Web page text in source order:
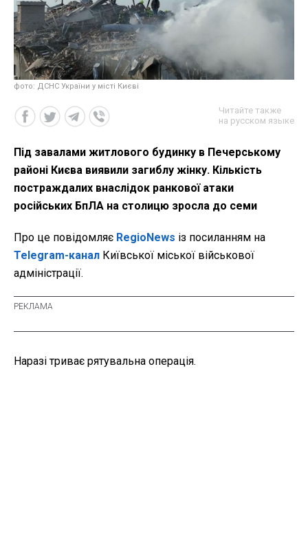
фото: ДСНС України у місті Києві
Читайте также
на русском языке
Під завалами житлового будинку в Печерському
районі Києва виявили загиблу жінку. Кількість
постраждалих внаслідок ранкової атаки
російських БпЛА на столицю зросла до семи
Про це повідомляє RegioNews із посиланням на
Telegram-канал Київської міської військової
адміністрації.
Наразі триває рятувальна операція.